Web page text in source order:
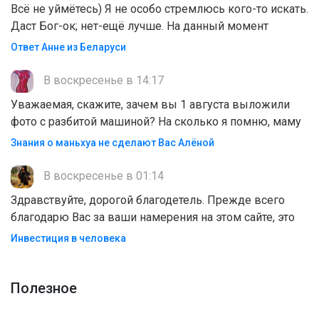
Всё не уймётесь) Я не особо стремлюсь кого-то искать.
Даст Бог-ок; нет-ещё лучше. На данный момент
Ответ Анне из Беларуси
В воскресенье в 14:17
Уважаемая, скажите, зачем вы 1 августа выложили
фото с разбитой машиной? На сколько я помню, маму
Знания о маньхуа не сделают Вас Алëной
В воскресенье в 01:14
Здравствуйте, дорогой благодетель. Прежде всего
благодарю Вас за ваши намерения на этом сайте, это
Инвестиция в человека
Полезноe